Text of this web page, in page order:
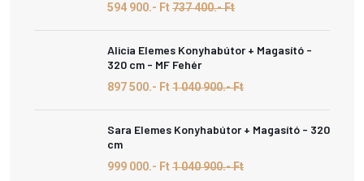
594 900.- Ft737 400.- Ft
Alicia Elemes Konyhabútor + Magasító -
320 cm - MF Fehér
897 500.- Ft1 040 900.- Ft
Sara Elemes Konyhabútor + Magasító - 320
cm
999 000.- Ft1 040 900.- Ft